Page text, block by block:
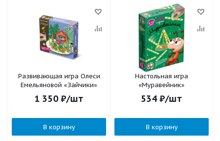
Развивающая игра Олеси
Емельяновой «Зайчики»
1 350 ₽/шт
В корзину
Настольная игра
«Муравейник»
534 ₽/шт
В корзину